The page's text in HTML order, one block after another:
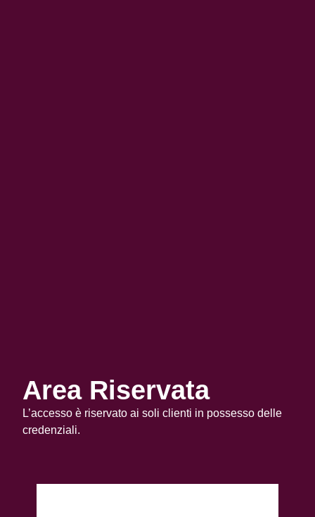
Area Riservata
L’accesso è riservato ai soli clienti in possesso delle
credenziali.